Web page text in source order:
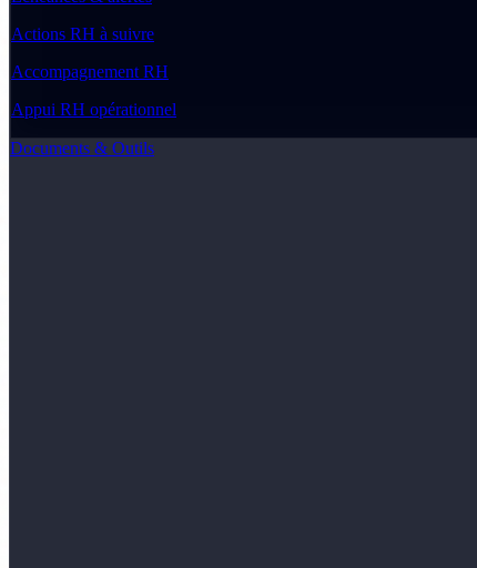
Actions RH à suivre
Accompagnement RH
Appui RH opérationnel
Documents & Outils